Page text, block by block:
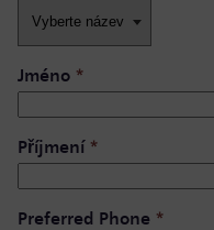
Jméno *
Příjmení*
Preferred Phone *